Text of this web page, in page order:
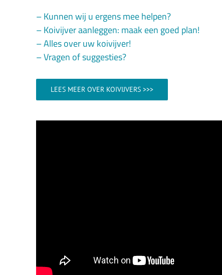
– Kunnen wij u ergens mee helpen?
– Koivijver aanleggen: maak een goed plan!
– Alles over uw koivijver!
– Vragen of suggesties?
LEES MEER OVER KOIVIJVERS >>>